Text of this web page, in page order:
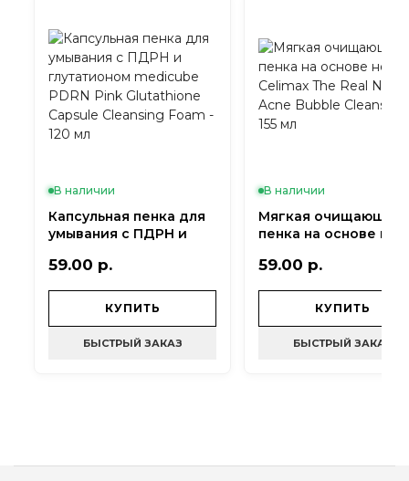
В наличии
Капсульная пенка для
умывания с ПДРН и
PDRN Pink Glutathione
59.00 р.
КУПИТЬ
БЫСТРЫЙ ЗАКАЗ
В наличии
Мягкая очищающая
пенка на основе
Acne Bubble
59.00 р.
КУПИТЬ
БЫСТРЫЙ ЗАКАЗ